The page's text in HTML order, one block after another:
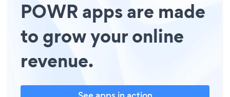
POWR apps are made
to grow your online
revenue.